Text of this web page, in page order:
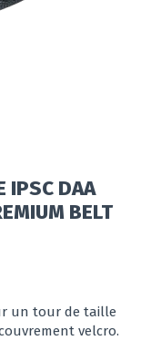
IPSC DAA
BELT
un tour de taille
velcro.